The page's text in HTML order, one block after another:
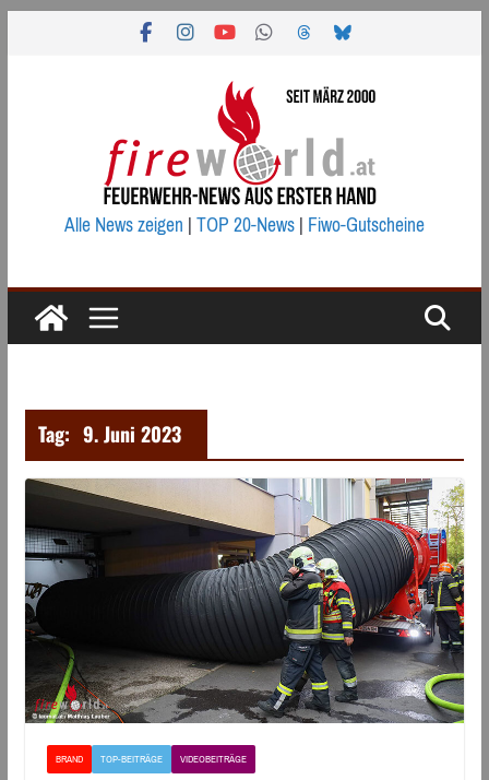
Alle News zeigen|TOP 20-News|Fiwo-Gutscheine
Tag: 9. Juni 2023
BRAND TOP-BEITRÄGE VIDEOBEITRÄGE